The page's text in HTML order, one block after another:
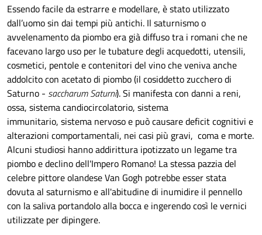
Essendo facile da estrarre e modellare, è stato utilizzato
dall’uomo sin dai tempi più antichi. Il saturnismo o
avvelenamento da piombo era già diffuso tra i romani che ne
facevano largo uso per le tubature degli acquedotti, utensili,
cosmetici, pentole e contenitori del vino che veniva anche
addolcito con acetato di piombo (il cosiddetto zucchero di
Saturno - saccharum Saturni). Si manifesta con danni a reni,
ossa, sistema candiocircolatorio, sistema
immunitario, sistema nervoso e può causare deficit cognitivi e
alterazioni comportamentali, nei casi più gravi, coma e morte.
Alcuni studiosi hanno addirittura ipotizzato un legame tra
piombo e declino dell'Impero Romano! La stessa pazzia del
celebre pittore olandese Van Gogh potrebbe esser stata
dovuta al saturnismo e all'abitudine di inumidire il pennello
con la saliva portandolo alla bocca e ingerendo così le vernici
utilizzate per dipingere.